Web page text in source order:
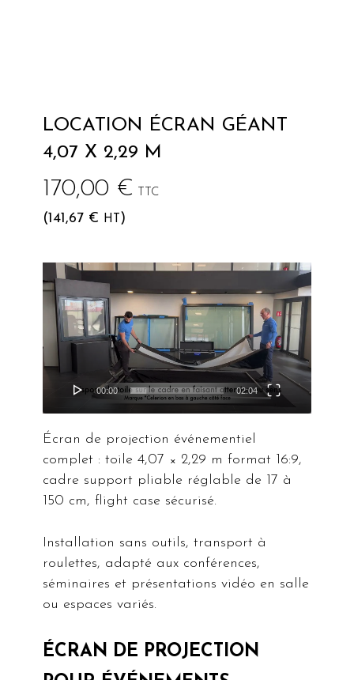
LOCATION ÉCRAN GÉANT
4,07 X 2,29 M
170,00 € TTC
(141,67 € HT )
Lecteur
vidéo
00:00 02:04
Écran de projection événementiel
complet : toile 4,07 × 2,29 m format 16:9,
cadre support pliable réglable de 17 à
150 cm, flight case sécurisé.
Installation sans outils, transport à
roulettes, adapté aux conférences,
séminaires et présentations vidéo en salle
ou espaces variés.
ÉCRAN DE PROJECTION